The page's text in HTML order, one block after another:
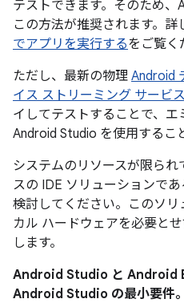
テストできます。そのため
この方法が推奨されます。詳
でアプリを実行するをご覧く
ただし、最新の物理 Android
イス ストリーミング サービス
イしてテストすることで、
Android Studio を使用するこ
システムのリソースが限ら
スの IDE ソリューションであ
検討してください。このソ
カル ハードウェアを必要と
します。
Android Studio と Android
Android Studio の最小要件。